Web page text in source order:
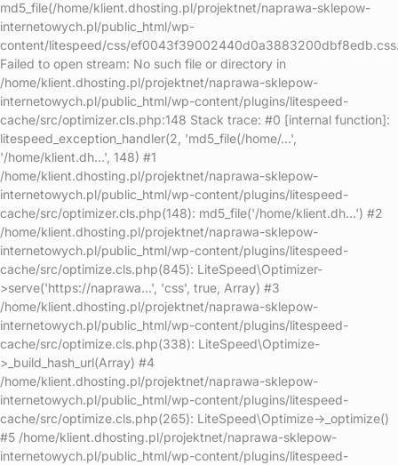
md5_file(/home/klient.dhosting.pl/projektnet/naprawa-sklepow-
internetowych.pl/public_html/wp-
content/litespeed/css/
Failed to open stream: No such file or directory in
/home/klient.dhosting.pl/projektnet/naprawa-sklepow-
internetowych.pl/public_html/wp-content/plugins/litespeed-
cache/src/optimizer.cls.php:148 Stack trace: #0 [internal function]:
litespeed_exception_handler(2, 'md5_file(/home/...',
'/home/klient.dh...', 148) #1
/home/klient.dhosting.pl/projektnet/naprawa-sklepow-
internetowych.pl/public_html/wp-content/plugins/litespeed-
cache/src/optimizer.cls.php(148): md5_file('/home/klient.dh...') #2
/home/klient.dhosting.pl/projektnet/naprawa-sklepow-
internetowych.pl/public_html/wp-content/plugins/litespeed-
cache/src/optimize.cls.php(845): LiteSpeed\Optimizer-
>serve('https://naprawa...', 'css', true, Array) #3
/home/klient.dhosting.pl/projektnet/naprawa-sklepow-
internetowych.pl/public_html/wp-content/plugins/litespeed-
cache/src/optimize.cls.php(338): LiteSpeed\Optimize-
>_build_hash_url(Array) #4
/home/klient.dhosting.pl/projektnet/naprawa-sklepow-
internetowych.pl/public_html/wp-content/plugins/litespeed-
cache/src/optimize.cls.php(265): LiteSpeed\Optimize->_optimize()
#5 /home/klient.dhosting.pl/projektnet/naprawa-sklepow-
internetowych.pl/public_html/wp-content/plugins/litespeed-